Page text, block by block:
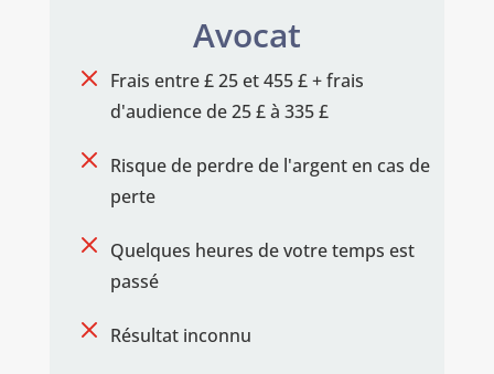
Avocat
M Frais entre £ 25 et 455 £ + frais
d'audience de 25 £ à 335 £
M Risque de perdre de l'argent en cas de
perte
M Quelques heures de votre temps est
passé
M Résultat inconnu